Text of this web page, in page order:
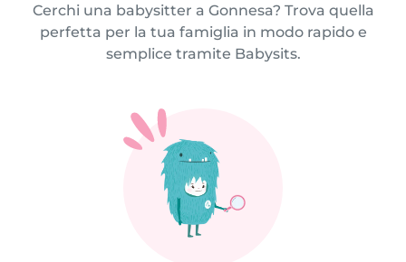
Cerchi una babysitter a Gonnesa? Trova quella
perfetta per la tua famiglia in modo rapido e
semplice tramite Babysits.